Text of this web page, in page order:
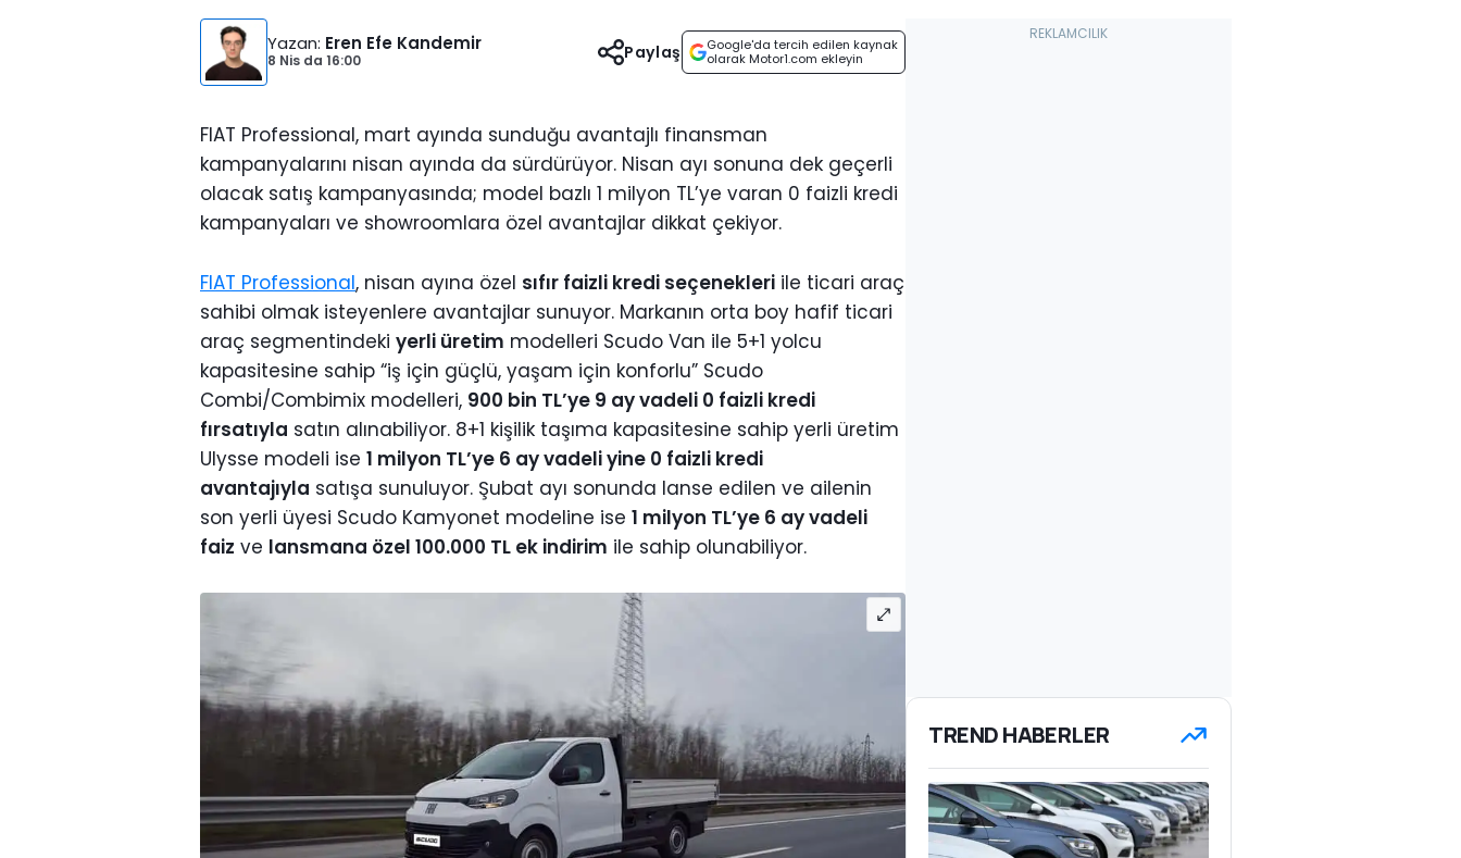
Yazan: Eren Efe Kandemir
8 Nis da 16:00
Google'da tercih edilen kaynak
olarak Motor1.com ekleyin
Paylaş
FIAT Professional, mart ayında sunduğu avantajlı finansman
kampanyalarını nisan ayında da sürdürüyor. Nisan ayı sonuna dek geçerli
olacak satış kampanyasında; model bazlı 1 milyon TL’ye varan 0 faizli kredi
kampanyaları ve showroomlara özel avantajlar dikkat çekiyor.
FIAT Professional, nisan ayına özel sıfır faizli kredi seçenekleri ile ticari araç
sahibi olmak isteyenlere avantajlar sunuyor. Markanın orta boy hafif ticari
araç segmentindeki yerli üretim modelleri Scudo Van ile 5+1 yolcu
kapasitesine sahip “iş için güçlü, yaşam için konforlu” Scudo
Combi/Combimix modelleri, 900 bin TL’ye 9 ay vadeli 0 faizli kredi
fırsatıyla satın alınabiliyor. 8+1 kişilik taşıma kapasitesine sahip yerli üretim
Ulysse modeli ise 1 milyon TL’ye 6 ay vadeli yine 0 faizli kredi
avantajıyla satışa sunuluyor. Şubat ayı sonunda lanse edilen ve ailenin
son yerli üyesi Scudo Kamyonet modeline ise 1 milyon TL’ye 6 ay vadeli
faiz ve lansmana özel 100.000 TL ek indirim ile sahip olunabiliyor.
TREND HABERLER